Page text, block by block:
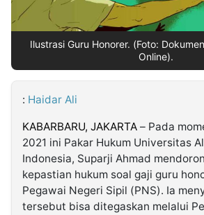
Kabarbaru.co
2026
Ilustrasi Guru Honorer. (Foto:
Online).
: Haidar Ali
KABARBARU, JAKARTA – Pada
2021 ini Pakar Hukum Universitas
Indonesia, Suparji Ahmad
kepastian hukum soal gaji guru
Pegawai Negeri Sipil (PNS). Ia
tersebut bisa ditegaskan melalui